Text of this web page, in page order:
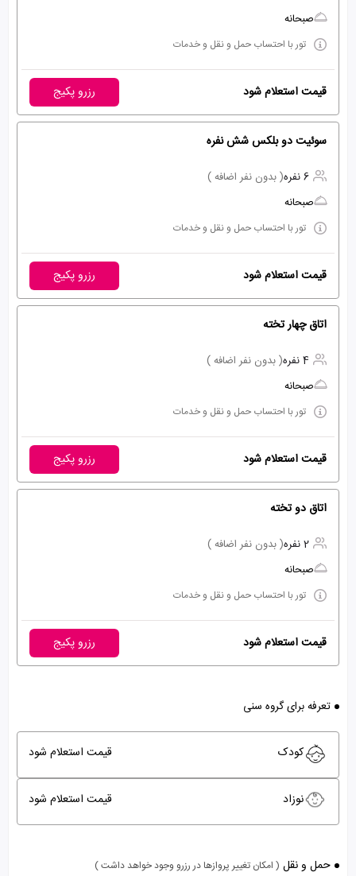
صبحانه
تور با احتساب حمل و نقل و خدمات
قیمت استعلام شود رزرو پکیج
سوئیت دو بلکس شش نفره
6 نفره
( بدون نفر اضافه )
صبحانه
تور با احتساب حمل و نقل و خدمات
قیمت استعلام شود رزرو پکیج
اتاق چهار تخته
4 نفره
( بدون نفر اضافه )
صبحانه
تور با احتساب حمل و نقل و خدمات
قیمت استعلام شود رزرو پکیج
اتاق دو تخته
2 نفره
( بدون نفر اضافه )
صبحانه
تور با احتساب حمل و نقل و خدمات
قیمت استعلام شود رزرو پکیج
تعرفه برای گروه سنی
کودک قیمت استعلام شود
نوزاد قیمت استعلام شود
حمل و نقل ( امکان تغییر پروازها در رزرو وجود خواهد داشت )